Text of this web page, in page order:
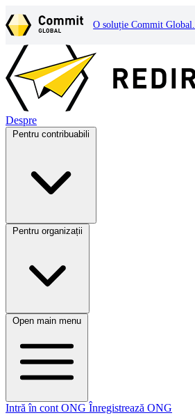
O soluție Commit Global.
Despre
Pentru contribuabili
Pentru organizații
Open main menu
Intră în cont ONG Înregistrează ONG